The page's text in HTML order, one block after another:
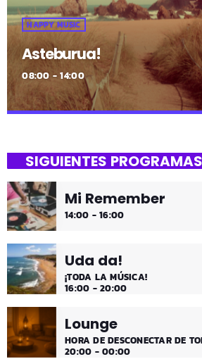
HAPPY MUSIC
Asteburua!
08:00 - 14:00
¡Es fin de semana!
¡Música y más música los fines de
SIGUIENTES PROGRAMAS
Mi Remember
14:00 - 16:00
Uda da!
¡TODA LA MÚSICA!
16:00 - 20:00
Lounge
HORA DE DESCONECTAR DE
20:00 - 00:00